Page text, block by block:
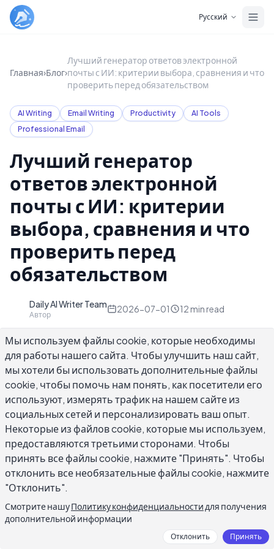
Русский
Главная›Блог›
Лучший генератор ответов электронной
почты с ИИ: критерии выбора, сравнения и что
проверить перед обязательством
AI Writing Email Writing Productivity
AI Tools
Professional Email
Лучший генератор
ответов электронной
почты с ИИ: критерии
выбора, сравнения и что
проверить перед
обязательством
Daily AI Writer Team
Автор
2026-07-01 12 min read
Выбор лучшего генератора ответов
электронной почты с ИИ - это не просто
вопрос о том, какой инструмент пишет
наиболее плавные предложения. Правильный
выбор зависит от того, насколько тщательно
результат соответствует вашему
профессиональному тону, обрабатывает ли
инструмент контекст потока или только
отдельные сообщения, как ваши данные
обрабатываются между сеансами и насколько
Мы используем файлы cookie, которые необходимы
для работы нашего сайта. Чтобы улучшить наш сайт,
мы хотели бы использовать дополнительные файлы
cookie, чтобы помочь нам понять, как посетители его
используют, измерять трафик на нашем сайте из
социальных сетей и персонализировать ваш опыт.
Некоторые из файлов cookie, которые мы используем,
предоставляются третьими сторонами. Чтобы
принять все файлы cookie, нажмите "Принять". Чтобы
отклонить все необязательные файлы cookie, нажмите
"Отклонить".
Смотрите нашуПолитику конфиденциальности для получения
дополнительной информации
Отклонить Принять